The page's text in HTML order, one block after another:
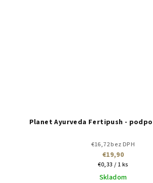
Planet Ayurveda Fertipush -
€16,72 bez DPH
€19,90
Jednotková
cena:
€0,33 / 1 ks
Skladom